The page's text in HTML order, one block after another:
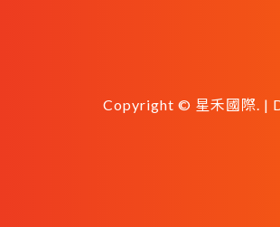
Copyright © 星禾國際. |